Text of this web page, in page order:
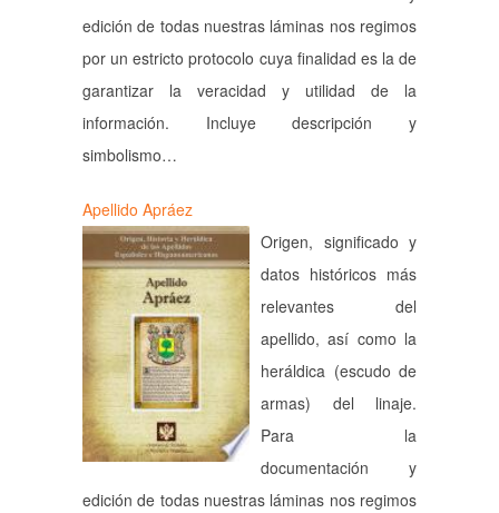
edición de todas nuestras láminas nos regimos
por un estricto protocolo cuya finalidad es la de
garantizar la veracidad y utilidad de la
información. Incluye descripción y
simbolismo…
Apellido Apráez
Origen, significado y
datos históricos más
relevantes del
apellido, así como la
heráldica (escudo de
armas) del linaje.
Para la
documentación y
edición de todas nuestras láminas nos regimos